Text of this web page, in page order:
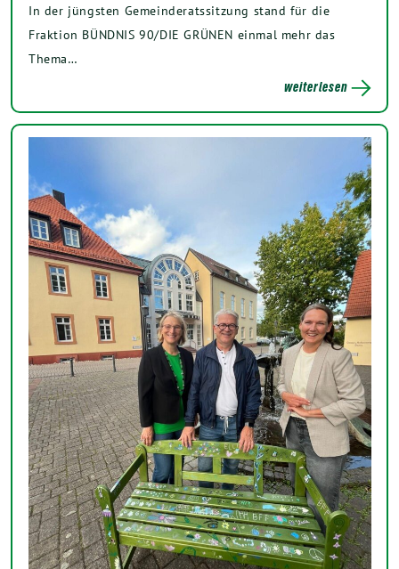
In der jüngsten Gemeinderatssitzung stand für die
Fraktion BÜNDNIS 90/DIE GRÜNEN einmal mehr das
Thema…
weiterlesen